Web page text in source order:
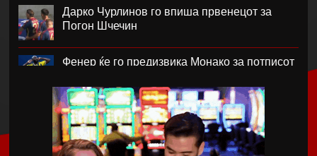
Дарко Чурлинов го впиша првенецот за
Погон Шчечин
Фенер ќе го предизвика Монако за потписот
Челзи убедливо го надигра Милан во
Австралија